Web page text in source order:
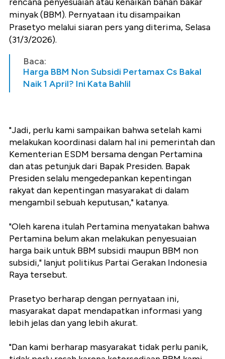
minyak (BBM). Pernyataan itu disampaikan
Prasetyo melalui siaran pers yang diterima, Selasa
(31/3/2026).
Baca:
Harga BBM Non Subsidi Pertamax Cs Bakal
Naik 1 April? Ini Kata Bahlil
"Jadi, perlu kami sampaikan bahwa setelah kami
melakukan koordinasi dalam hal ini pemerintah dan
Kementerian ESDM bersama dengan Pertamina
dan atas petunjuk dari Bapak Presiden. Bapak
Presiden selalu mengedepankan kepentingan
rakyat dan kepentingan masyarakat di dalam
mengambil sebuah keputusan," katanya.
"Oleh karena itulah Pertamina menyatakan bahwa
Pertamina belum akan melakukan penyesuaian
harga baik untuk BBM subsidi maupun BBM non
subsidi," lanjut politikus Partai Gerakan Indonesia
Raya tersebut.
Prasetyo berharap dengan pernyataan ini,
masyarakat dapat mendapatkan informasi yang
lebih jelas dan yang lebih akurat.
"Dan kami berharap masyarakat tidak perlu panik,